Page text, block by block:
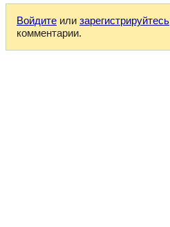
Войдите или зарегистрируйтесь
комментарии.